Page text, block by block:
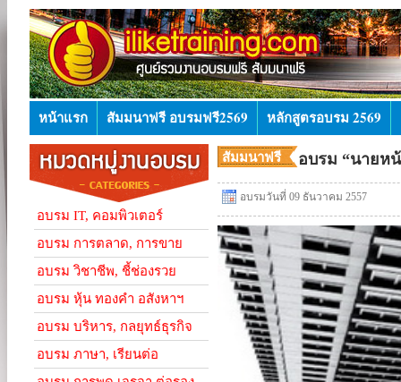
หน้าแรก สัมมนาฟรี อบรมฟรี2569 หลักสูตรอบรม 2569
อบรม IT, คอมพิวเตอร์
อบรม การตลาด, การขาย
อบรม วิชาชีพ, ชี้ช่องรวย
อบรม หุ้น ทองคำ อสังหาฯ
อบรม บริหาร, กลยุทธ์ธุรกิจ
อบรม ภาษา, เรียนต่อ
สัมมนาฟรี
อบรม “นายห
อบรมวันที่ 09 ธันวาคม 2557